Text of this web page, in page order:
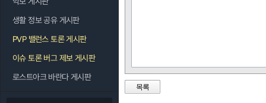
생활 정보 공유 게시판
PVP 밸런스 토론 게시판
이슈 토론 버그 제보 게시판
로스트아크 바란다 게시판
목록